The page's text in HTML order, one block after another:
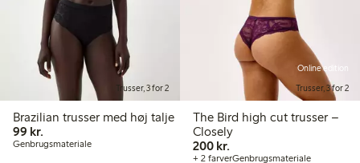
Trusser, 3 for 2
Brazilian trusser med høj talje
99 kr.
Genbrugsmateriale
Online edition
Trusser, 3 for 2
The Bird high cut trusser –
Closely
200 kr.200,00 kr.
+ 2 farverGenbrugsmateriale